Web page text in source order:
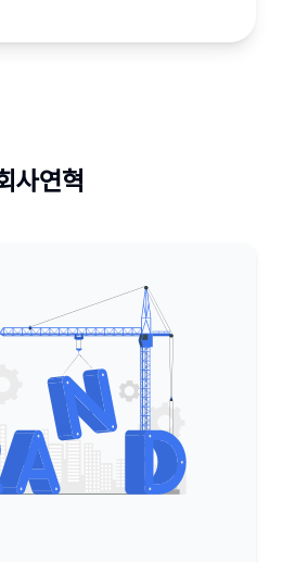
사연혁